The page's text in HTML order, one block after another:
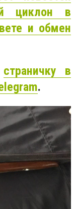
циклон в
и обмен
страничку в
.